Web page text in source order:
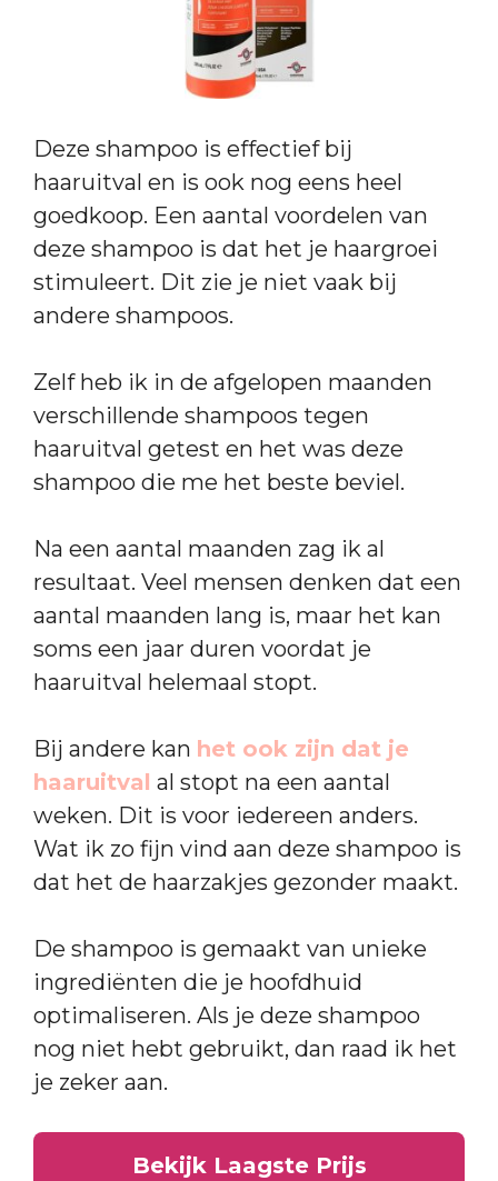
Deze shampoo is effectief bij
haaruitval en is ook nog eens heel
goedkoop. Een aantal voordelen van
deze shampoo is dat het je haargroei
stimuleert. Dit zie je niet vaak bij
andere shampoos.
Zelf heb ik in de afgelopen maanden
verschillende shampoos tegen
haaruitval getest en het was deze
shampoo die me het beste beviel.
Na een aantal maanden zag ik al
resultaat. Veel mensen denken dat een
aantal maanden lang is, maar het kan
soms een jaar duren voordat je
haaruitval helemaal stopt.
Bij andere kan het ook zijn dat je
haaruitval al stopt na een aantal
weken. Dit is voor iedereen anders.
Wat ik zo fijn vind aan deze shampoo is
dat het de haarzakjes gezonder maakt.
De shampoo is gemaakt van unieke
ingrediënten die je hoofdhuid
optimaliseren. Als je deze shampoo
nog niet hebt gebruikt, dan raad ik het
je zeker aan.
Bekijk Laagste Prijs